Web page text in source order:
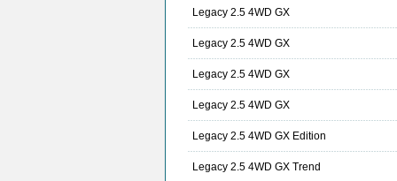
Legacy 2.5 4WD GX
Legacy 2.5 4WD GX
Legacy 2.5 4WD GX
Legacy 2.5 4WD GX
Legacy 2.5 4WD GX Edition
Legacy 2.5 4WD GX Trend